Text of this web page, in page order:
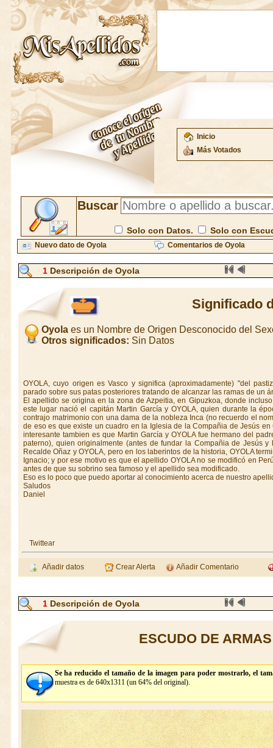
Inicio
Más Votados
Buscar
Solo con Datos. Solo con
Nuevo dato de Oyola Comentarios de Oyola
1Descripción de Oyola
Significado
Oyola es un Nombre de Origen Desconocido del
Otros significados: Sin Datos
OYOLA, cuyo origen es Vasco y significa (aproximadamente) "del
parado sobre sus patas posteriores tratando de alcanzar las ramas de un
El apellido se origina en la zona de Azpeitia, en Gipuzkoa, donde
este lugar nació el capitán Martin García y OYOLA, quien durante la
contrajo matrimonio con una dama de la nobleza Inca (no recuerdo el
de eso es que existe un cuadro en la Iglesia de la Compañia de Jesús
interesante tambien es que Martin García y OYOLA fue hermano del
paterno), quien originalmente (antes de fundar la Compañia de Jesús
Recalde Oñaz y OYOLA, pero en los laberintos de la historia, OYOLA
Ignacio; y por ese motivo es que el apellido OYOLA no se modificó en
antes de que su sobrino sea famoso y el apellido sea modificado.
Eso es lo poco que puedo aportar al conocimiento acerca de nuestro
Saludos
Daniel
Twittear
Añadir datos Crear Alerta Añadir Comentario
1Descripción de Oyola
ESCUDO DE
Se ha reducido el tamaño de la imagen para poder mostrarlo, el
muestra es de 640x1311 (un 64% del original).